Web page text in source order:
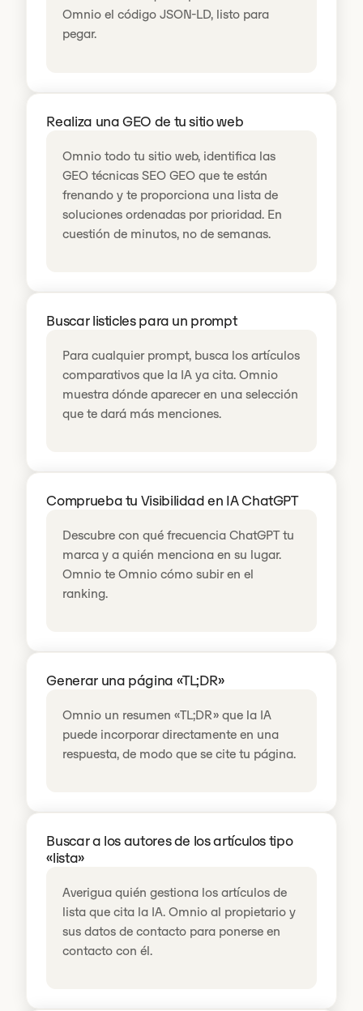
Omnio el código JSON-LD, listo para
pegar.
Realiza una GEO de tu sitio web
Omnio todo tu sitio web, identifica las
GEO técnicas SEO GEO que te están
frenando y te proporciona una lista de
soluciones ordenadas por prioridad. En
cuestión de minutos, no de semanas.
Buscar listicles para un prompt
Para cualquier prompt, busca los artículos
comparativos que la IA ya cita. Omnio
muestra dónde aparecer en una selección
que te dará más menciones.
Comprueba tu Visibilidad en IA ChatGPT
Descubre con qué frecuencia ChatGPT tu
marca y a quién menciona en su lugar.
Omnio te Omnio cómo subir en el
ranking.
Generar una página «TL;DR»
Omnio un resumen «TL;DR» que la IA
puede incorporar directamente en una
respuesta, de modo que se cite tu página.
Buscar a los autores de los artículos tipo
«lista»
Averigua quién gestiona los artículos de
lista que cita la IA. Omnio al propietario y
sus datos de contacto para ponerse en
contacto con él.